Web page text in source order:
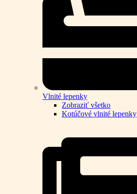
Vlnité lepenky
Zobraziť všetko
Kotúčové vlnité lepenky